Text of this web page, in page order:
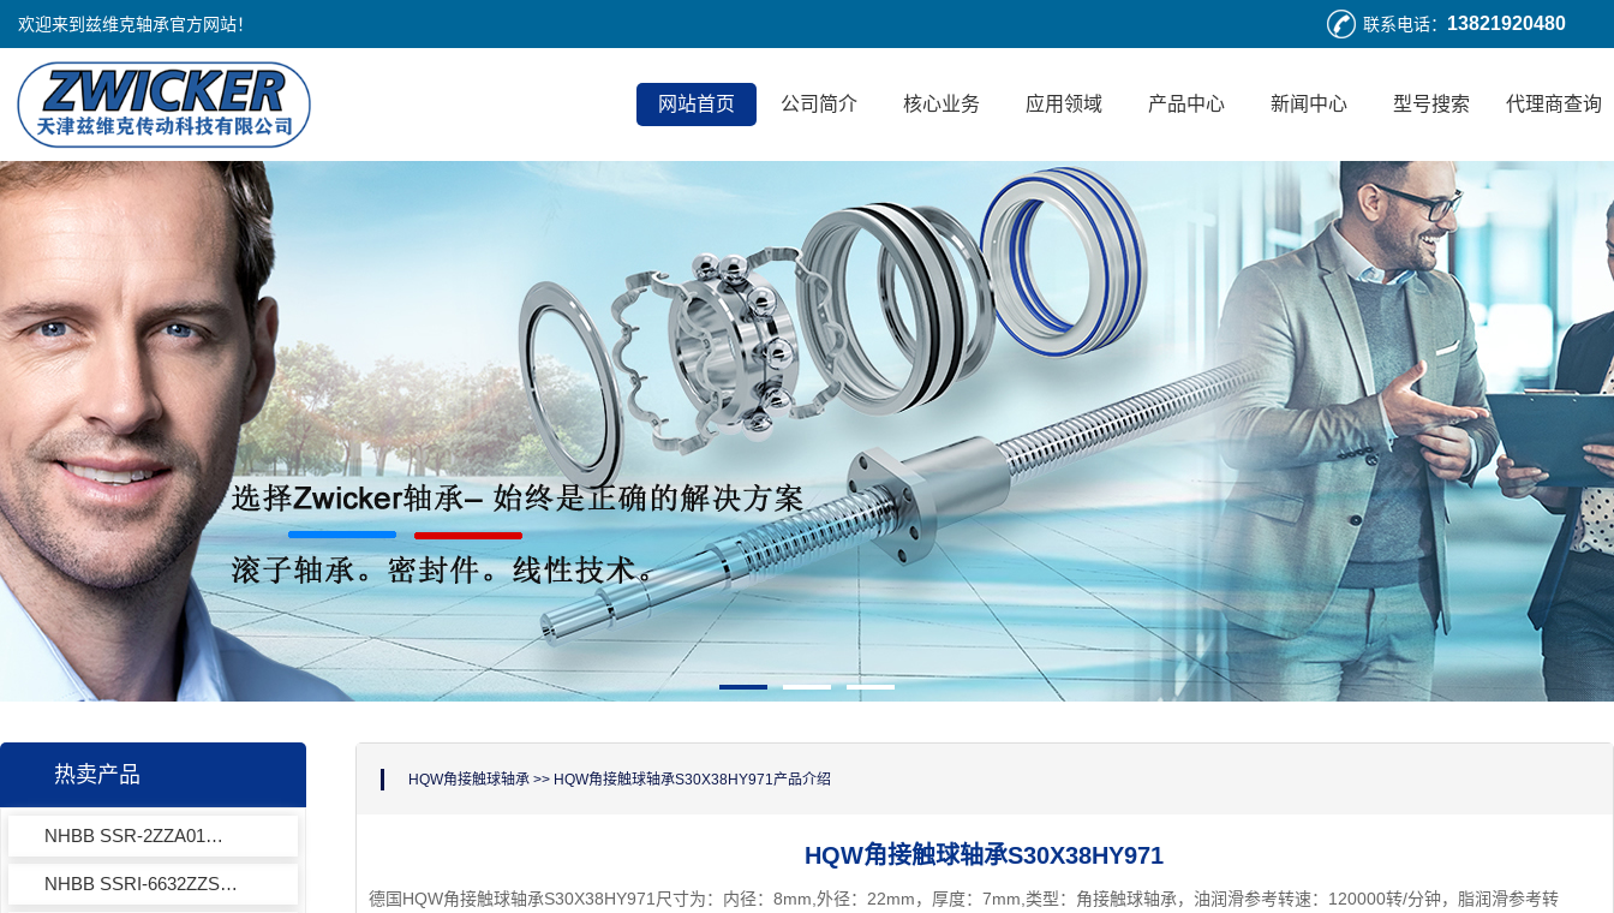
欢迎来到兹维克轴承官方网站！ 联系电话： 13821920480
网站首页 公司简介 核心业务 应用领域 产品中心 新闻中心 型号搜索 代理商查询
热卖产品
NHBB SSR-2ZZA01轴承
NHBB SSRI-6632ZZSD510轴承
HQW角接触球轴承>> HQW角接触球轴承S30X38HY971产品介绍
HQW角接触球轴承S30X38HY971
德国HQW角接触球轴承S30X38HY971尺寸为：内径：8mm,外径：22mm，厚度：7mm,类型：角接触球轴承，油润滑参考转速：120000转/分钟，脂润滑参考转